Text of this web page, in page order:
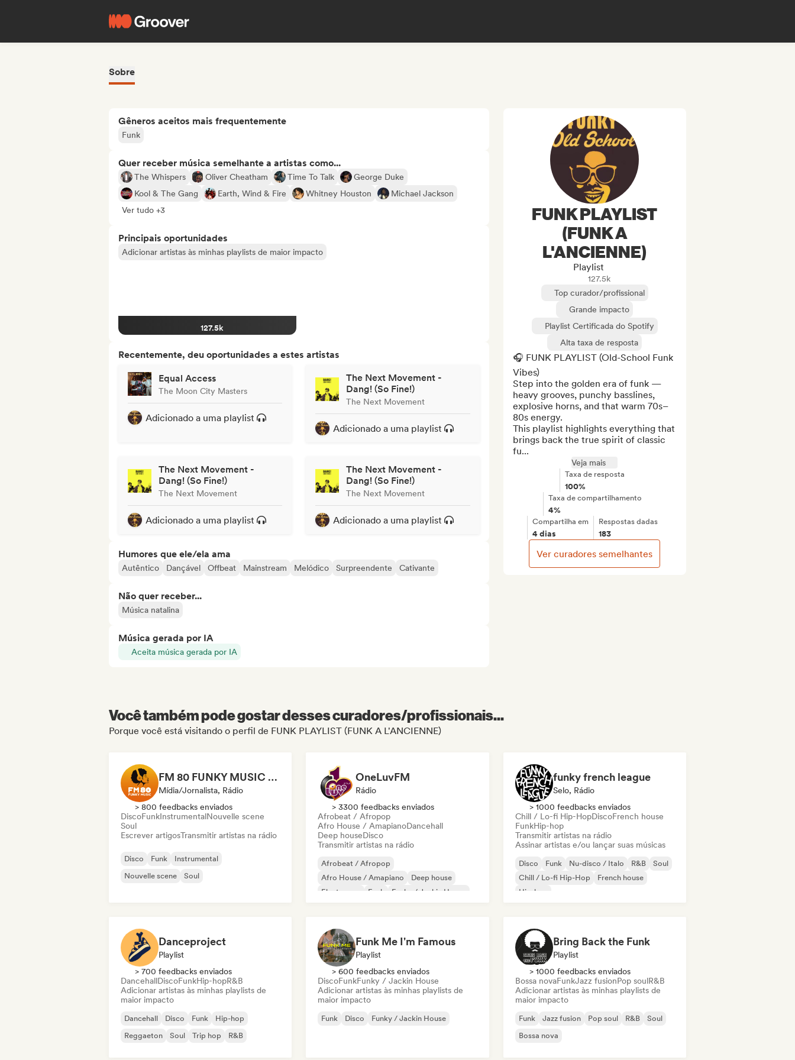
Sobre
Gêneros aceitos mais frequentemente
Funk
Quer receber música semelhante a artistas como...
The Whispers Oliver Cheatham Time To Talk
George Duke
Kool & The Gang
Earth, Wind & Fire Whitney Houston
Michael Jackson
Ver tudo +3
Principais oportunidades
Adicionar artistas às minhas playlists de maior impacto
127.5k
Recentemente, deu oportunidades a estes artistas
Equal Access
The Moon City Masters
Adicionado a uma playlist
The Next Movement -
Dang! (So Fine!)
The Next Movement
Adicionado a uma playlist
The Next Movement -
Dang! (So Fine!)
The Next Movement
Adicionado a uma playlist
The Next Movement -
Dang! (So Fine!)
The Next Movement
Adicionado a uma playlist
Humores que ele/ela ama
Autêntico Dançável Offbeat Mainstream Melódico Surpreendente Cativante
Não quer receber...
Música natalina
Música gerada por IA
Aceita música gerada por IA
FUNK PLAYLIST
(FUNK A
L'ANCIENNE)
Playlist
127.5k
Top curador/profissional
Grande impacto
Playlist Certificada do Spotify
Alta taxa de resposta
🎧 FUNK PLAYLIST (Old-School Funk
Vibes)
Step into the golden era of funk —
heavy grooves, punchy basslines,
explosive horns, and that warm 70s–
80s energy.
This playlist highlights everything that
brings back the true spirit of classic
fu...
Veja mais
Taxa de resposta
100%
Taxa de compartilhamento
4%
Compartilha em
4 dias
Respostas dadas
183
Ver curadores semelhantes
Você também pode gostar desses curadores/profissionais...
Porque você está visitando o perfil de FUNK PLAYLIST (FUNK A L'ANCIENNE)
FM 80 FUNKY MUSIC - Disco-Funk & Soul Radio
Mídia/Jornalista, Rádio
> 800 feedbacks enviados
DiscoFunkInstrumentalNouvelle scene
Soul
Escrever artigosTransmitir artistas na rádio
Disco Funk
Instrumental
Nouvelle scene
Soul
OneLuvFM
Rádio
> 3300 feedbacks enviados
Afrobeat / Afropop
Afro House / AmapianoDancehall
Deep houseDisco
Transmitir artistas na rádio
Afrobeat / Afropop
Afro House / Amapiano
Deep house
Electropop
Funk
Funky / Jackin House
funky french league
Selo, Rádio
> 1000 feedbacks enviados
Chill / Lo-fi Hip-HopDiscoFrench house
FunkHip-hop
Transmitir artistas na rádio
Assinar artistas e/ou lançar suas músicas
Disco Funk Nu-disco / Italo R&B
Soul
Chill / Lo-fi Hip-Hop
French house
Hip-hop
Danceproject
Playlist
> 700 feedbacks enviados
DancehallDiscoFunkHip-hopR&B
Adicionar artistas às minhas playlists de
maior impacto
Dancehall Disco Funk
Hip-hop
Reggaeton
Soul Trip hop R&B
Funk Me I'm Famous
Playlist
> 600 feedbacks enviados
DiscoFunkFunky / Jackin House
Adicionar artistas às minhas playlists de
maior impacto
Funk Disco Funky / Jackin House
Bring Back the Funk
Playlist
> 1000 feedbacks enviados
Bossa novaFunkJazz fusionPop soulR&B
Adicionar artistas às minhas playlists de
maior impacto
Funk Jazz fusion Pop soul R&B
Soul
Bossa nova